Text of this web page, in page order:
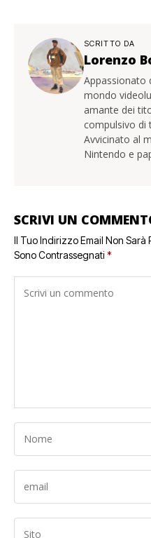
SCRITTO DA
Lorenzo
Appassionato
mondo
amante dei
compulsivo di
Avvicinato al
Nintendo e
SCRIVI UN
Il Tuo Indirizzo Email Non Sarà
Sono Contrassegnati *